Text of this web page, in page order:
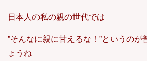
日本人の私の親の世代では
”そんなに親に甘えるな！”というのが
ょうね